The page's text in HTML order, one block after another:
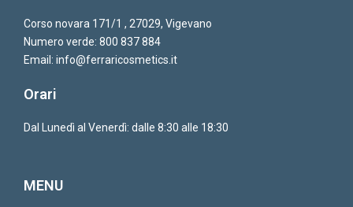
Corso novara 171/1 , 27029, Vigevano
Numero verde: 800 837 884
Email: info@ferraricosmetics.it
Orari
Dal Lunedì al Venerdì: dalle 8:30 alle 18:30
MENU